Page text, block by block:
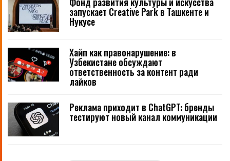
запускает Creative Park в Ташкенте и
Нукусе
Хайп как правонарушение: в
Узбекистане обсуждают
ответственность за контент ради
лайков
Реклама приходит в ChatGPT: бренды
тестируют новый канал коммуникации